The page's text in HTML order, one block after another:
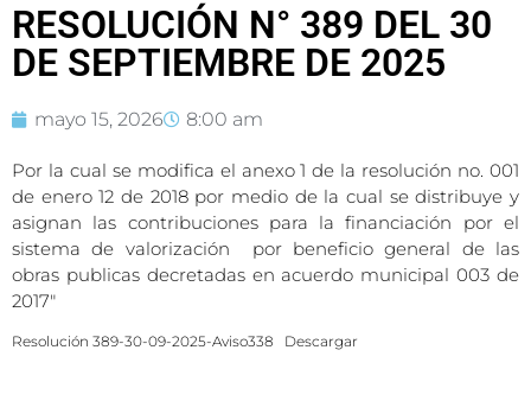
RESOLUCIÓN N° 389 DEL 30
DE SEPTIEMBRE DE 2025
mayo 15, 2026 8:00 am
Por la cual se modifica el anexo 1 de la resolución no. 001
de enero 12 de 2018 por medio de la cual se distribuye y
asignan las contribuciones para la financiación por el
sistema de valorización por beneficio general de las
obras publicas decretadas en acuerdo municipal 003 de
2017″
Resolución 389-30-09-2025-Aviso338 Descargar